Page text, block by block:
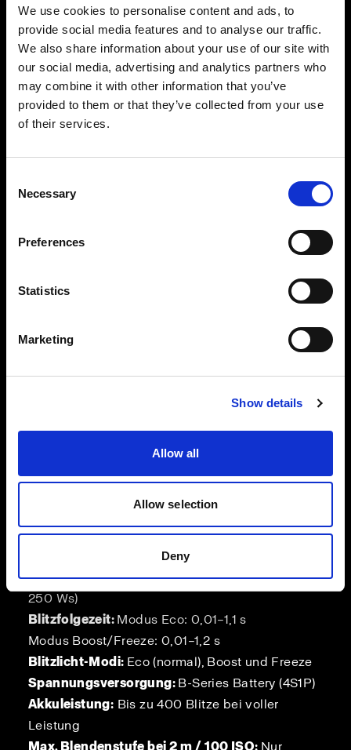
We use cookies to personalise content and ads, to
provide social media features and to analyse our traffic.
We also share information about your use of our site with
our social media, advertising and analytics partners who
may combine it with other information that you’ve
provided to them or that they’ve collected from your use
of their services.
Selection
Necessary
Preferences
Statistics
Marketing
Show details
Allow all
Allow selection
Deny
über 120 Lichtformer sowie die gesamte Palette
an Softboxen. Dies gewährleistet eine mühelose,
vielseitige Lichtgestaltung ohne Kompromisse.
Die strapazierfähige, gummierte Oberfläche und
der stabile Griff sorgen für eine einfachere und
sicherere Handhabung der Blitze, insbesondere
unterstützen auch einen optionalen
Lichtformer sicher und kontrolliert einstellen
Wo liegen die
Unterschiede?
Max. Leistungsbereich:11 Blendstufen (0,25–
250 Ws)
Blitzfolgezeit: Modus Eco: 0,01–1,1 s
Modus Boost/Freeze: 0,01–1,2 s
Blitzlicht-Modi: Eco (normal), Boost und Freeze
Spannungsversorgung: B-Series Battery (4S1P)
Akkuleistung: Bis zu 400 Blitze bei voller
Leistung
Max. Blendenstufe bei 2 m / 100 ISO: Nur